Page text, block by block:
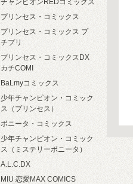
チャンピオンREDコミックス
プリンセス・コミックス
プリンセス・コミックス プ
チプリ
プリンセス・コミックスDX
カチCOMI
BaLmyコミックス
少年チャンピオン・コミック
ス（プリンセス）
ボニータ・コミックス
少年チャンピオン・コミック
ス（ミステリーボニータ）
A.L.C.DX
MIU 恋愛MAX COMICS